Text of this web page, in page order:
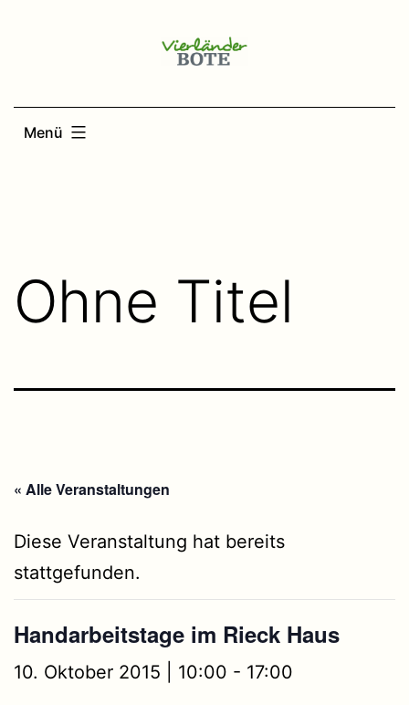
Menü
Ohne Titel
« Alle Veranstaltungen
Diese Veranstaltung hat bereits
stattgefunden.
Handarbeitstage im Rieck Haus
10. Oktober 2015 | 10:00 - 17:00